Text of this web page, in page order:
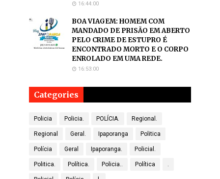
16:44:00
BOA VIAGEM: HOMEM COM
MANDADO DE PRISÃO EM ABERTO
PELO CRIME DE ESTUPRO É
ENCONTRADO MORTO E O CORPO
ENROLADO EM UMA REDE.
16:53:00
Categories
Policia Policia. POLÍCIA. Regional.
Regional Geral. Ipaporanga Politica
Polícia Geral Ipaporanga. Policial.
Politica. Política. Policia.. Política .